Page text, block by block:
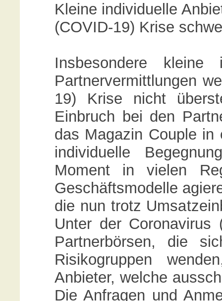
Kleine individuelle
(COVID-19) Krise
Insbesondere kleine
Partnervermittlungen
19) Krise nicht
Einbruch bei den
das Magazin Couple
individuelle
Moment in vielen
Geschäftsmodelle
die nun trotz
Unter der Coronavirus
Partnerbörsen, die
Risikogruppen
Anbieter, welche
Die Anfragen und